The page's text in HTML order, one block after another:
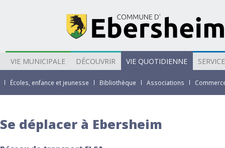
VIE MUNICIPALE DÉCOUVRIR VIE QUOTIDIENNE
Écoles, enfance et jeunesse Bibliothèque Associations
Se déplacer à Ebersheim